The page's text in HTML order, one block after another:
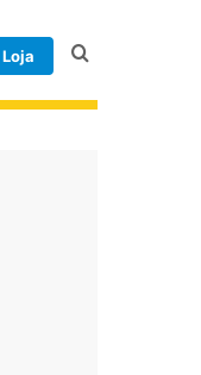
Loja Procurar por